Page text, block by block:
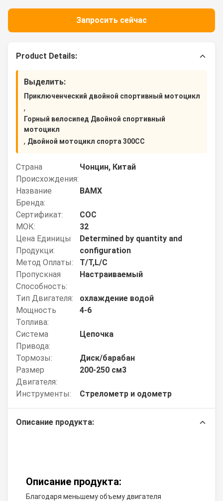
Запросить сейчас
Product Details:
Выделить:
Приключенческий двойной спортивный мотоцикл
,
Горный велосипед Двойной спортивный
мотоцикл
, Двойной мотоцикл спорта 300CC
Страна
Происхождения:
Чонцин, Китай
Название
Бренда:
BAMX
Сертификат:
COC
МОК:
32
Цена Единицы
Продукци:
Determined by quantity and
configuration
Метод Оплаты:
T/T,L/C
Пропускная
Способность:
Настраиваемый
Тип Двигателя:
охлаждение водой
Мощность
Топлива:
4-6
Система
Привода:
Цепочка
Тормозы:
Диск/барабан
Размер
Двигателя:
200-250 см3
Инструменты: Стрелометр и одометр
Описание продукта:
Описание продукта:
Благодаря меньшему объему двигателя